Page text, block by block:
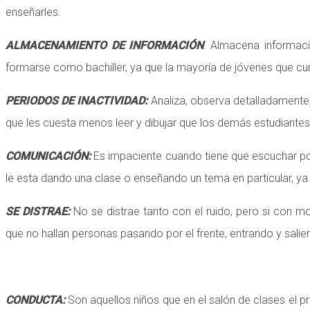
enseñarles.
ALMACENAMIENTO DE INFORMACIÓN: Almacena
formarse como bachiller, ya que la mayoría de jóvenes que
PERIODOS DE INACTIVIDAD:Analiza, observa
que les cuesta menos leer y dibujar que los demás
COMUNICACIÓN:Es impaciente cuando tiene que escuchar
le esta dando una clase o enseñando un tema en particular,
SE DISTRAE:No se distrae tanto con el ruido, pero si con
que no hallan personas pasando por el frente, entrando y
CONDUCTA:Son aquellos niños que en el salón de clases el